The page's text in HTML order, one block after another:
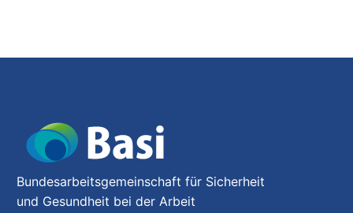
Bundesarbeitsgemeinschaft für Sicherheit
und Gesundheit bei der Arbeit